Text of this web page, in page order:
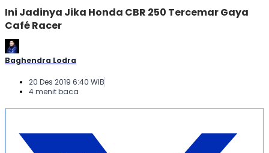
Ini Jadinya Jika Honda CBR 250 Tercemar Gaya
Café Racer
Baghendra Lodra
20 Des 2019 6:40 WIB
4 menit baca